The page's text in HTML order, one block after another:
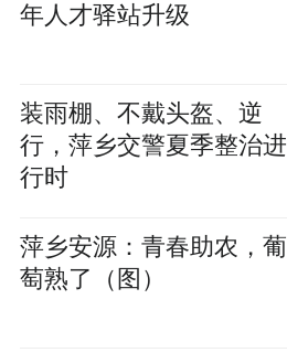
年人才驿站升级
装雨棚、不戴头盔、逆
行，萍乡交警夏季整治进
行时
萍乡安源：青春助农，葡
萄熟了（图）